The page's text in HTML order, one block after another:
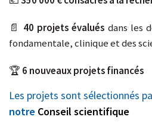
📄 40 projets évalués dans les
fondamentale, clinique et des
🏆 6 nouveaux projets financés
Les projets sont sélectionnés
notre Conseil scientifique